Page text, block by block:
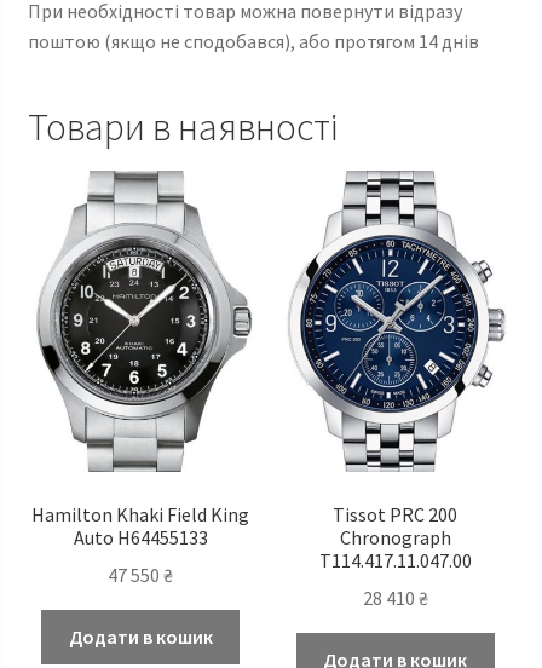
При необхідності товар можна повернути відразу
поштою (якщо не сподобався), або протягом 14 днів
Товари в наявності
Hamilton Khaki Field King
Auto H64455133
47 550₴
Додати в кошик
Tissot PRC 200
Chronograph
T114.417.11.047.00
28 410 ₴
Додати в кошик